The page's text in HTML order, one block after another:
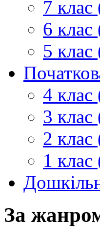
7
6
5
4 клас
3
2
1
За